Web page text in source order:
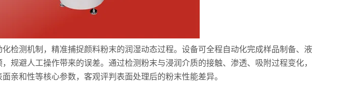
化检测机制，精准捕捉颜料粉末的润湿动态过程。设备可全程自动化完成样品制备、液
规避人工操作带来的误差。通过检测粉末与浸润介质的接触、渗透、吸附过程变化，
亲和性等核心参数，客观评判表面处理后的粉末性能差异。